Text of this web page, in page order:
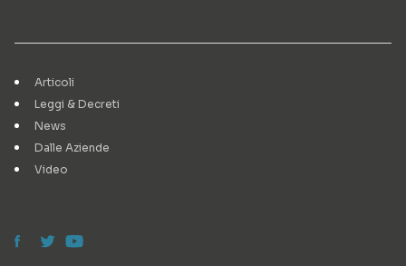
Articoli
Leggi & Decreti
News
Dalle Aziende
Video